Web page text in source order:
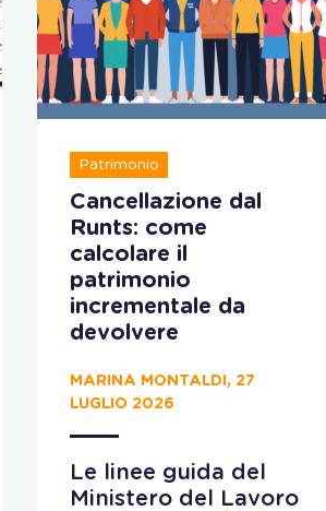
Patrimonio
Cancellazione dal
Runts: come
calcolare il
patrimonio
incrementale da
devolvere
MARINA MONTALDI, 27
LUGLIO 2026
Le linee guida del
Ministero del Lavoro